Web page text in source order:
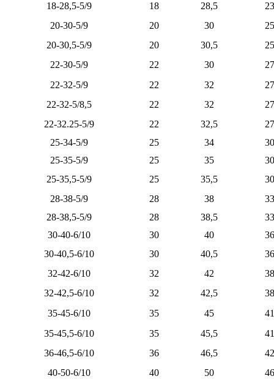
18-28,5-5/9
18 28,5
23
20-30-5/9
20 30
25
20-30,5-5/9
20 30,5
25
22-30-5/9
22 30
27
22-32-5/9
22 32
27
22-32-5/8,5
22 32
27
22-32.25-5/9
22 32,5
27
25-34-5/9
25 34
30
25-35-5/9
25 35
30
25-35,5-5/9
25 35,5
30
28-38-5/9
28 38
33
28-38,5-5/9
28 38,5
33
30-40-6/10
30 40
36
30-40,5-6/10
30 40,5
36
32-42-6/10
32 42
38
32-42,5-6/10
32 42,5
38
35-45-6/10
35 45
41
35-45,5-6/10
35 45,5
41
36-46,5-6/10
36 46,5
42
40-50-6/10
40 50
46